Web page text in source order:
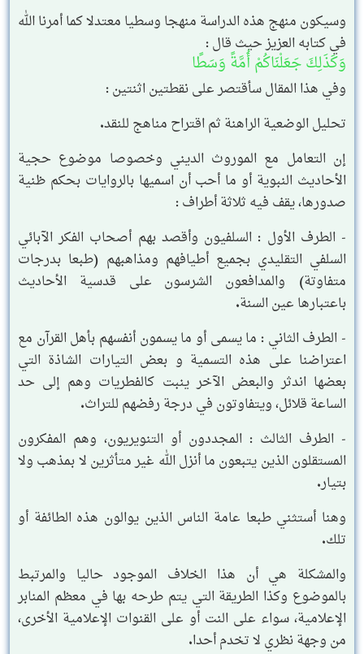
وسيكون منهج هذه الدراسة منهجا وسطيا معتدلا كما أمرنا الله
في كتابه العزيز حيث قال :
وَكَذَلِكَ جَعَلْنَاكُمْ أُمَّةً وَسَطًا
وفي هذا المقال سأقتصر على نقطتين اثنتين :
تحليل الوضعية الراهنة ثم اقتراح مناهج للنقد.
إن التعامل مع الموروث الديني وخصوصا موضوع حجية
الأحاديث النبوية أو ما أحب أن اسميها بالروايات بحكم ظنية
صدورها، يقف فيه ثلاثة أطراف :
- الطرف الأول : السلفيون وأقصد بهم أصحاب الفكر الآبائي
السلفي التقليدي بجميع أطيافهم ومذاهبهم (طبعا بدرجات
متفاوتة) والمدافعون الشرسون على قدسية الأحاديث
باعتبارها عين السنة.
- الطرف الثاني : ما يسمى أو ما يسمون أنفسهم بأهل القرآن مع
اعتراضنا على هذه التسمية و بعض التيارات الشاذة التي
بعضها اندثر والبعض الآخر ينبت كالفطريات وهم إلى حد
الساعة قلائل، ويتفاوتون في درجة رفضهم للتراث.
- الطرف الثالث : المجددون أو التنويريون، وهم المفكرون
المستقلون الذين يتبعون ما أنزل الله غير متأثرين لا بمذهب ولا
بتيار.
وهنا أستثني طبعا عامة الناس الذين يوالون هذه الطائفة أو
تلك.
والمشكلة هي أن هذا الخلاف الموجود حاليا والمرتبط
بالموضوع وكذا الطريقة التي يتم طرحه بها في معظم المنابر
الإعلامية، سواء على النت أو على القنوات الإعلامية الأخرى،
من وجهة نظري لا تخدم أحدا.